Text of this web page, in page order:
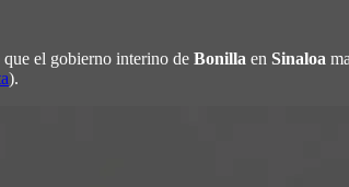
que el gobierno interino de Bonilla en Sinaloa
).